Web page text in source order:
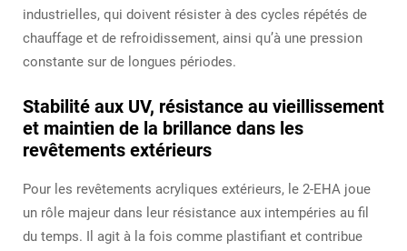
industrielles, qui doivent résister à des cycles répétés de
chauffage et de refroidissement, ainsi qu’à une pression
constante sur de longues périodes.
Stabilité aux UV, résistance au vieillissement
et maintien de la brillance dans les
revêtements extérieurs
Pour les revêtements acryliques extérieurs, le 2-EHA joue
un rôle majeur dans leur résistance aux intempéries au fil
du temps. Il agit à la fois comme plastifiant et contribue